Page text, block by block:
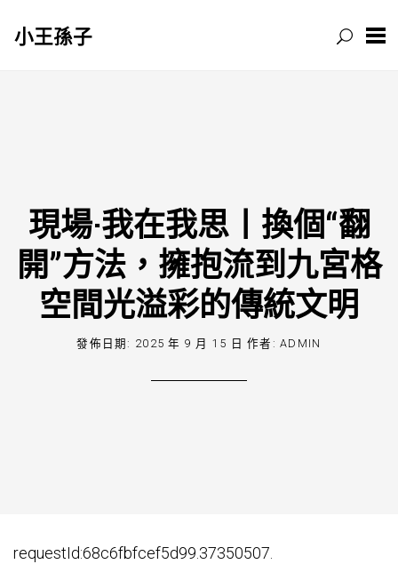
小王孫子
現場·我在我思丨換個“翻
開”方法，擁抱流到九宮格
空間光溢彩的傳統文明
發佈日期: 2025 年 9 月 15 日 作者:ADMIN
requestId:68c6fbfcef5d99.37350507.